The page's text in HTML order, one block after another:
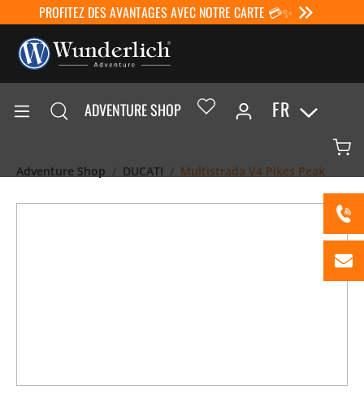
PROFITEZ DES AVANTAGES AVEC NOTRE CARTE 💳✨
ADVENTURE SHOP FR
Adventure Shop DUCATI Multistrada V4 Pikes Peak